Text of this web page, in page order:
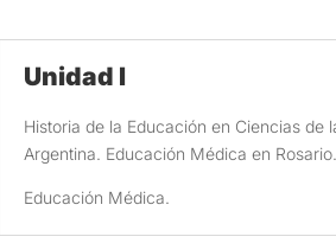
Unidad I
Historia de la Educación en Ciencias
Argentina. Educación Médica en
Educación Médica.